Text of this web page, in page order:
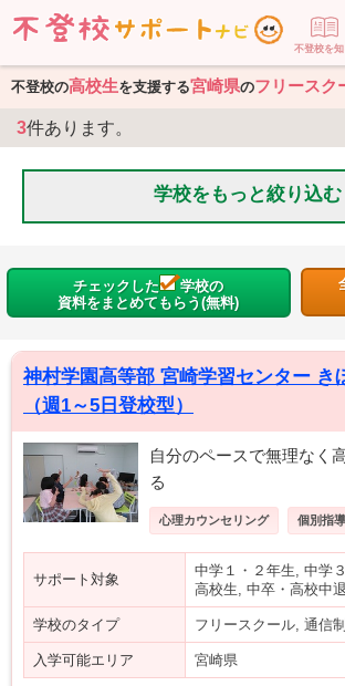
不登校を知
不登校の高校生を支援する宮崎県のフリースク
3件あります。
学校をもっと絞り込む
チェックした
学校の
資料をまとめてもらう(無料)
神村学園高等部 宮崎学習センター き
（週1～5日登校型）
自分のペースで無理なく
る
心理カウンセリング 個別指
サポート対象
中学１・２年生, 中学
高校生, 中卒・高校中
学校のタイプ フリースクール, 通信
入学可能エリア 宮崎県